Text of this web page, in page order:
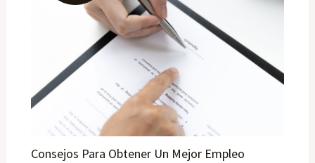
Consejos Para Obtener Un Mejor Empleo